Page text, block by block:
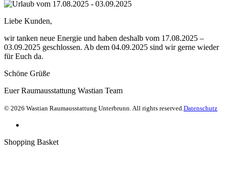
Liebe Kunden,
wir tanken neue Energie und haben deshalb vom 17.08.2025 –
03.09.2025 geschlossen. Ab dem 04.09.2025 sind wir gerne wieder
für Euch da.
Schöne Grüße
Euer Raumausstattung Wastian Team
© 2026 Wastian Raumausstattung Unterbrunn. All rights reserved.Datenschutz
Shopping Basket